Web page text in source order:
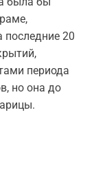
последние 20
периода
но она до